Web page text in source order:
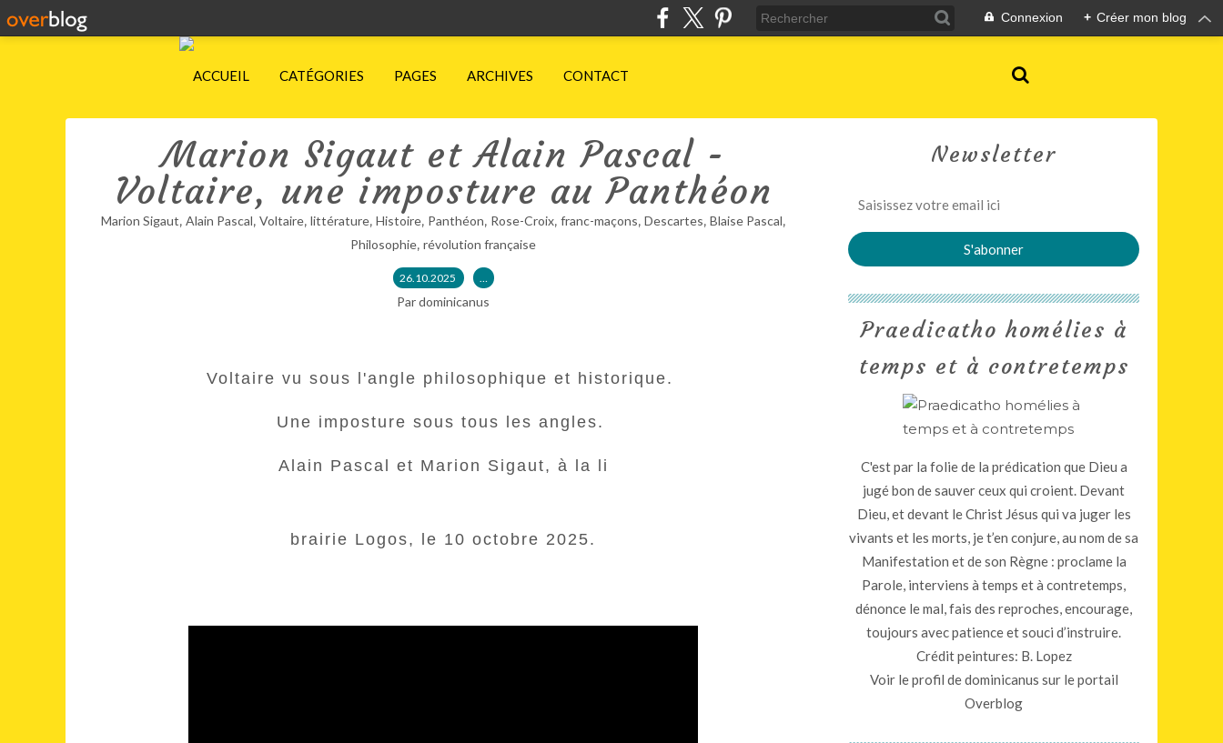
Connexion + Créer mon blog
ACCUEIL CATÉGORIES PAGES ARCHIVES CONTACT
Marion Sigaut et Alain Pascal -
Voltaire, une imposture au Panthéon
Marion Sigaut, Alain Pascal, Voltaire, littérature, Histoire, Panthéon, Rose-Croix, franc-maçons, Descartes, Blaise Pascal,
Philosophie, révolution française
26.10.2025 …
Par dominicanus
Voltaire vu sous l'angle philosophique et historique.
Une imposture sous tous les angles.
Alain Pascal et Marion Sigaut, à la li
brairie Logos, le 10 octobre 2025.
Newsletter
Praedicatho homélies à
temps et à contretemps
C'est par la folie de la prédication que Dieu a
jugé bon de sauver ceux qui croient. Devant
Dieu, et devant le Christ Jésus qui va juger les
vivants et les morts, je t’en conjure, au nom de sa
Manifestation et de son Règne : proclame la
Parole, interviens à temps et à contretemps,
dénonce le mal, fais des reproches, encourage,
toujours avec patience et souci d’instruire.
Crédit peintures: B. Lopez
Voir le profil dedominicanus sur le portail
Overblog